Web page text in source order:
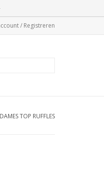
/ Registreren
TOP RUFFLES